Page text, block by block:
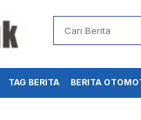
TAG BERITA BERITA